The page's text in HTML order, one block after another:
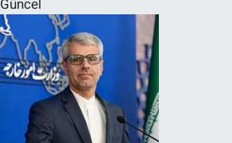
Güncel
SPOR
RESMİ İLANLAR